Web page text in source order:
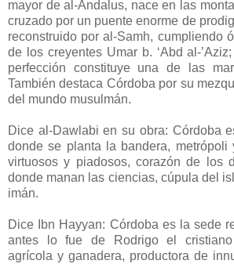
mayor de al-Andalus, nace en las
cruzado por un puente enorme de
reconstruido por al-Samh, cumpliendo
de los creyentes Umar b. ‘Abd al-
perfección constituye una de las
También destaca Córdoba por su
del mundo musulmán.
Dice al-Dawlabi en su obra: Córdoba
donde se planta la bandera, metrópoli
virtuosos y piadosos, corazón de los
donde manan las ciencias, cúpula del
imán.
Dice Ibn Hayyan: Córdoba es la sede
antes lo fue de Rodrigo el
agrícola y ganadera, productora de